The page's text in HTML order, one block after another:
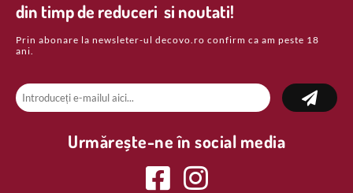
din timp de reduceri si noutati!
Prin abonare la newsleter-ul decovo.ro confirm ca am peste 18
ani.
Urmărește-ne în social media